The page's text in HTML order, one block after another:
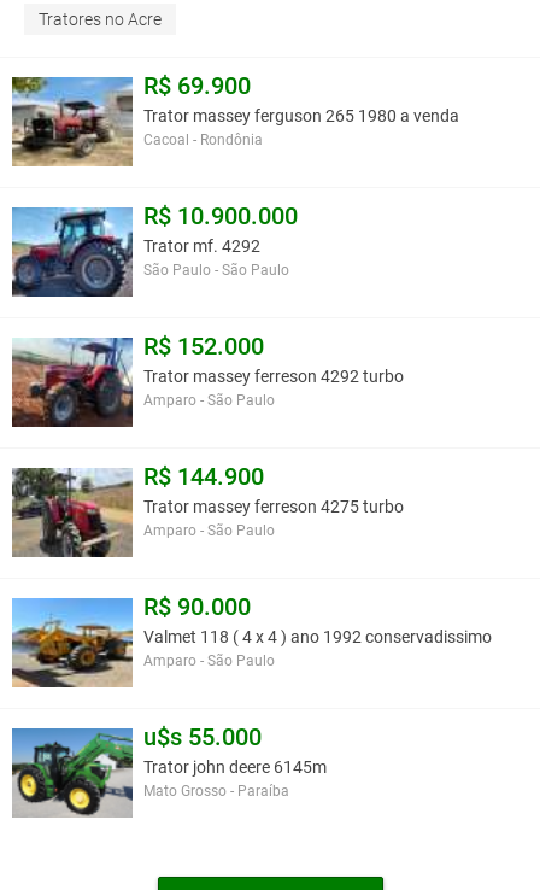
Tratores no Acre
R$ 69.900
Trator massey ferguson 265 1980 a venda
Cacoal - Rondônia
R$ 10.900.000
Trator mf. 4292
São Paulo - São Paulo
R$ 152.000
Trator massey ferreson 4292 turbo
Amparo - São Paulo
R$ 144.900
Trator massey ferreson 4275 turbo
Amparo - São Paulo
R$ 90.000
Valmet 118 ( 4 x 4 ) ano 1992 conservadissimo
Amparo - São Paulo
u$s 55.000
Trator john deere 6145m
Mato Grosso - Paraíba